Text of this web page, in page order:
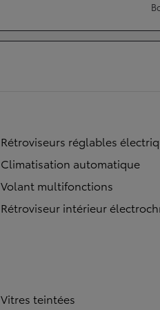
Rétroviseurs réglables
Climatisation automatique
Volant multifonctions
Rétroviseur intérieur
Vitres teintées